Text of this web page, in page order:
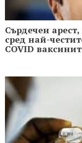
Сърдечен
сред най-
COVID